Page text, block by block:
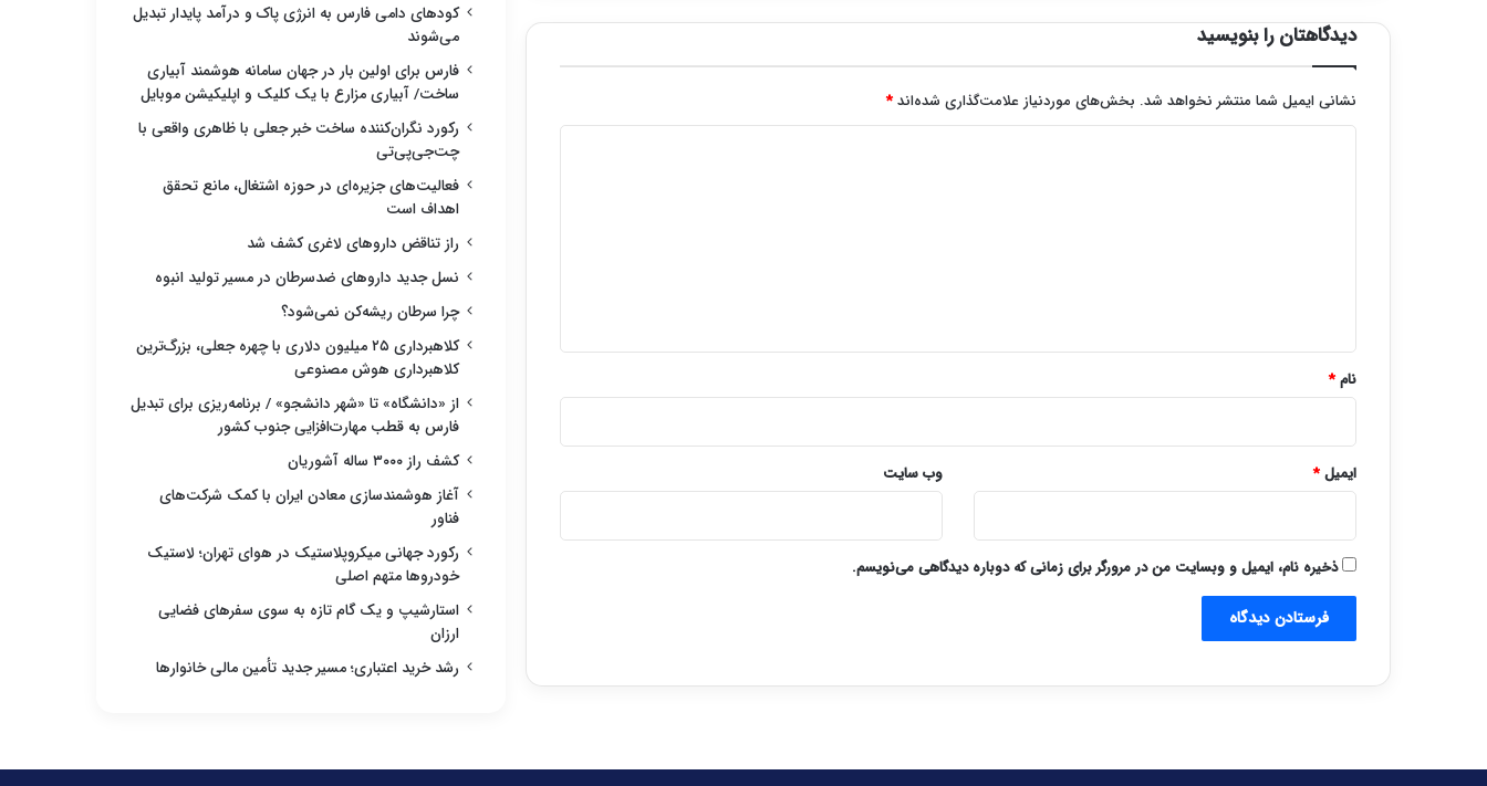
دیدگاهتان را بنویسید
نشانی ایمیل شما منتشر نخواهد شد. بخش‌های موردنیاز علامت‌گذاری شده‌اند*
نام*
ایمیل* وب‌ سایت
ذخیره نام، ایمیل و وبسایت من در مرورگر برای زمانی که دوباره دیدگاهی می‌نویسم.
کودهای دامی فارس به انرژی پاک و درآمد پایدار تبدیل
می‌شوند
فارس برای اولین بار در جهان سامانه هوشمند آبیاری
ساخت/ آبیاری مزارع با یک کلیک و اپلیکیشن موبایل
رکورد نگران‌کننده ساخت خبر جعلی با ظاهری واقعی با
چت‌جی‌پی‌تی
فعالیت‌های جزیره‌ای در حوزه اشتغال، مانع تحقق
اهداف است
راز تناقض داروهای لاغری کشف شد
نسل جدید داروهای ضدسرطان در مسیر تولید انبوه
چرا سرطان ریشه‌کن نمی‌شود؟
کلاهبرداری ۲۵ میلیون دلاری با چهره جعلی، بزرگ‌ترین
کلاهبرداری هوش مصنوعی
از «دانشگاه» تا «شهر دانشجو» / برنامه‌ریزی برای تبدیل
فارس به قطب مهارت‌افزایی جنوب کشور
کشف راز ۳۰۰۰ ساله آشوریان
آغاز هوشمندسازی معادن ایران با کمک شرکت‌های
فناور
رکورد جهانی میکروپلاستیک در هوای تهران؛ لاستیک
خودروها متهم اصلی
استارشیپ و یک گام تازه به سوی سفرهای فضایی
ارزان
رشد خرید اعتباری؛ مسیر جدید تأمین مالی خانوارها